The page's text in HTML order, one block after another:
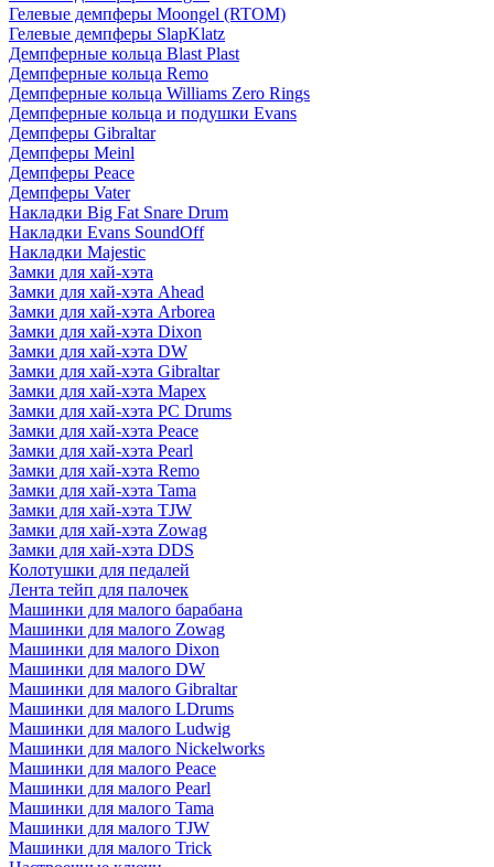
Гелевые демпферы Moongel (RTOM)
Гелевые демпферы SlapKlatz
Демпферные кольца Blast Plast
Демпферные кольца Remo
Демпферные кольца Williams Zero Rings
Демпферные кольца и подушки Evans
Демпферы Gibraltar
Демпферы Meinl
Демпферы Peace
Демпферы Vater
Накладки Big Fat Snare Drum
Накладки Evans SoundOff
Накладки Majestic
Замки для хай-хэта
Замки для хай-хэта Ahead
Замки для хай-хэта Arborea
Замки для хай-хэта Dixon
Замки для хай-хэта DW
Замки для хай-хэта Gibraltar
Замки для хай-хэта Mapex
Замки для хай-хэта PC Drums
Замки для хай-хэта Peace
Замки для хай-хэта Pearl
Замки для хай-хэта Remo
Замки для хай-хэта Tama
Замки для хай-хэта TJW
Замки для хай-хэта Zowag
Замки для хай-хэта DDS
Колотушки для педалей
Лента тейп для палочек
Машинки для малого барабана
Машинки для малого Zowag
Машинки для малого Dixon
Машинки для малого DW
Машинки для малого Gibraltar
Машинки для малого LDrums
Машинки для малого Ludwig
Машинки для малого Nickelworks
Машинки для малого Peace
Машинки для малого Pearl
Машинки для малого Tama
Машинки для малого TJW
Машинки для малого Trick